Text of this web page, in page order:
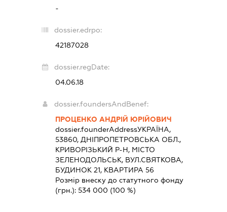
-
dossier.edrpo:
42187028
dossier.regDate:
04.06.18
dossier.foundersAndBenef:
ПРОЦЕНКО АНДРІЙ ЮРІЙОВИЧ
dossier.founderAddressУКРАЇНА,
53860, ДНІПРОПЕТРОВСЬКА ОБЛ.,
КРИВОРІЗЬКИЙ Р-Н, МІСТО
ЗЕЛЕНОДОЛЬСЬК, ВУЛ.СВЯТКОВА,
БУДИНОК 21, КВАРТИРА 56
Розмір внеску до статутного фонду
(грн.):534 000 (100 %)